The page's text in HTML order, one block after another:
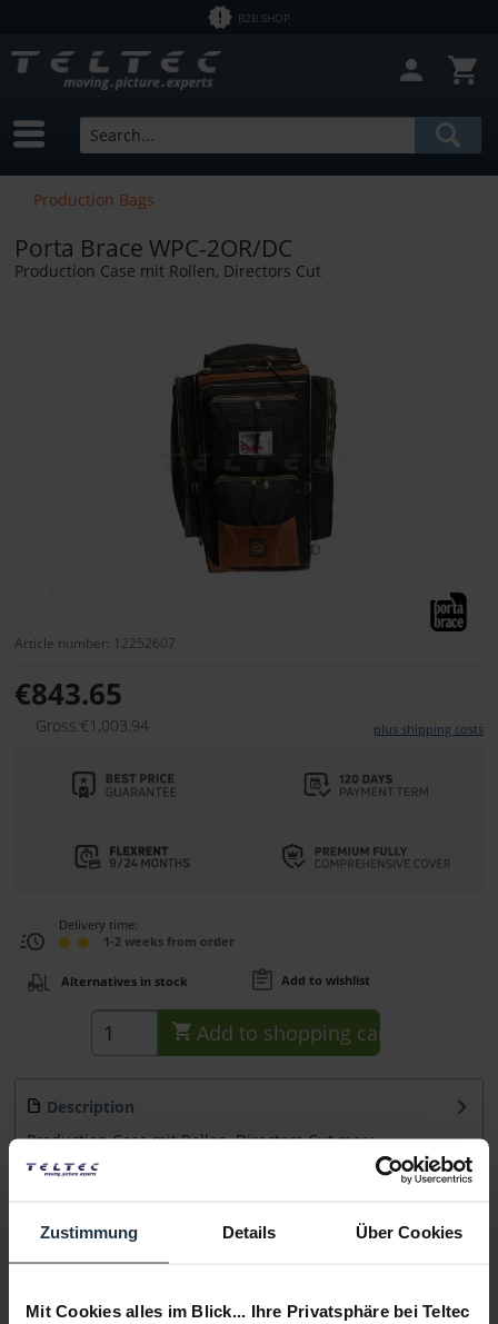
Zustimmung Details Über Cookies
Mit Cookies alles im Blick... Ihre Privatsphäre bei Teltec
B2B SHOP
Production Bags
Porta Brace WPC-2OR/DC
Production Case mit Rollen, Directors Cut
Article number: 12252607
€843.65
Gross:€1,003.94 plus shipping costs
Delivery time:
1-2 weeks from order
Alternatives in stock Add to wishlist
Add to shopping cart
Description
Production Case mit Rollen, Directors Cutmore
Media